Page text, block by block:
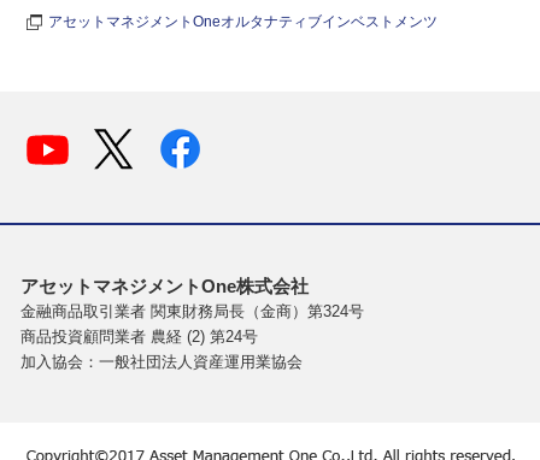
アセットマネジメントOneオルタナティブインベストメンツ
アセットマネジメントOne株式会社
金融商品取引業者 関東財務局長（金商）第324号
商品投資顧問業者 農経 (2) 第24号
加入協会：一般社団法人資産運用業協会